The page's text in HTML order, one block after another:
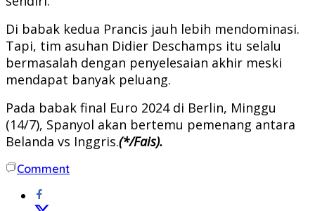
Di babak kedua Prancis jauh lebih mendominasi.
Tapi, tim asuhan Didier Deschamps itu selalu
bermasalah dengan penyelesaian akhir meski
mendapat banyak peluang.
Pada babak final Euro 2024 di Berlin, Minggu
(14/7), Spanyol akan bertemu pemenang antara
Belanda vs Inggris.(*/Fais).
Comment